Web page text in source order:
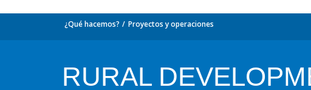
¿Qué hacemos? Proyectos y operaciones
RURAL